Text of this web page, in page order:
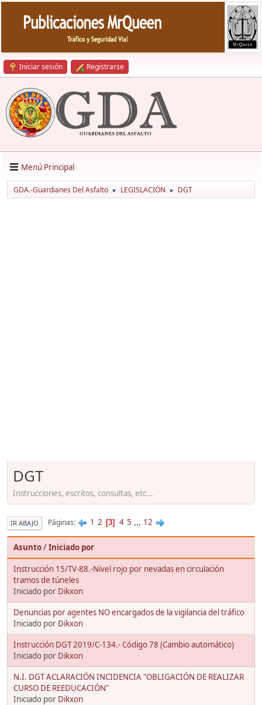
Iniciar sesión Registrarse
Menú Principal
GDA.-Guardianes Del Asfalto ► LEGISLACIÓN ► DGT
DGT
Instrucciones, escritos, consultas, etc...
IR ABAJO Páginas 1 2 3 4 5 ... 12
Asunto/Iniciado por
Instrucción 15/TV-88.-Nivel rojo por nevadas en circulación
tramos de túneles
Iniciado por Dikxon
Denuncias por agentes NO encargados de la vigilancia del tráfico
Iniciado por Dikxon
Instrucción DGT 2019/C-134.- Código 78 (Cambio automático)
Iniciado por Dikxon
N.I. DGT ACLARACIÓN INCIDENCIA "OBLIGACIÓN DE REALIZAR
CURSO DE REEDUCACIÓN"
Iniciado por Dikxon